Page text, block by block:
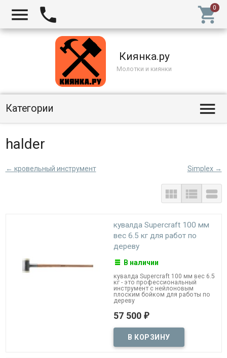
  
Киянка.ру
Молотки и киянки
Категории 
halder
Simplex →
← кровельный инструмент
  
кувалда Supercraft 100 мм
вес 6.5 кг для работ по
дереву
В наличии
кувалда Supercraft 100 мм вес 6.5
кг - это профессиональный
инструмент с нейлоновым
плоским бойком для работы по
дереву
57 500 ₽